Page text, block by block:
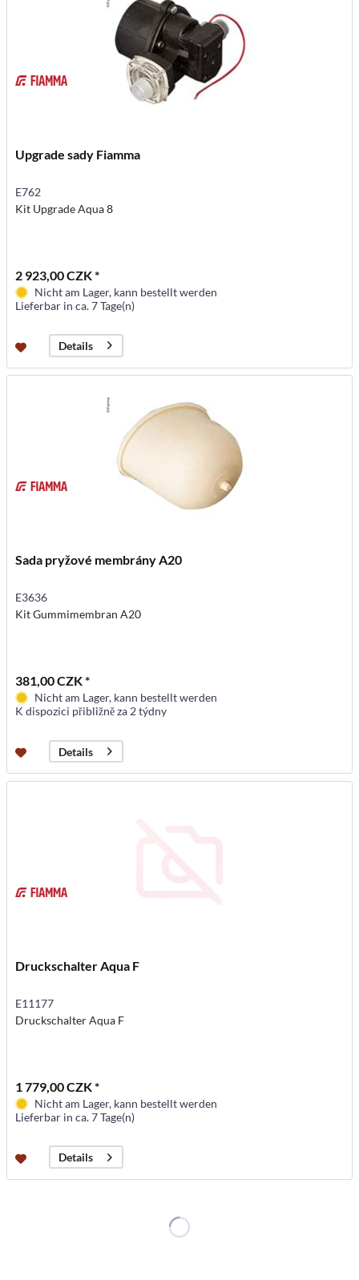
Upgrade sady Fiamma
E762
Kit Upgrade Aqua 8
2 923,00 CZK *
Nicht am Lager, kann bestellt werden
Lieferbar in ca. 7 Tage(n)
Details
Sada pryžové membrány A20
E3636
Kit Gummimembran A20
381,00 CZK *
Nicht am Lager, kann bestellt werden
K dispozici přibližně za 2 týdny
Details
Druckschalter Aqua F
E11177
Druckschalter Aqua F
1 779,00 CZK *
Nicht am Lager, kann bestellt werden
Lieferbar in ca. 7 Tage(n)
Details